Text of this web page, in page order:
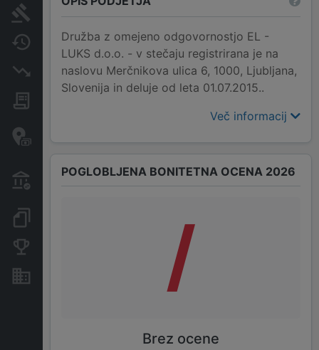
Spremembe
Insolvenčni postopki
transakcije
Transakcije iz državnega
proračuna
Družba z omejeno odgovornostjo EL -
LUKS d.o.o. - v stečaju registrirana je na
naslovu Merčnikova ulica 6, 1000, Ljubljana,
Slovenija in deluje od leta 01.07.2015..
Več informacij
POGLOBLJENA BONITETNA OCENA 2026
/
Brez ocene